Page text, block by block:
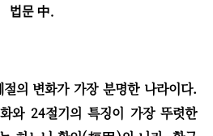
법문 中.​
의 변화가 가장 분명한 나라이다.
와 24절기의 특징이 가장 뚜렷한